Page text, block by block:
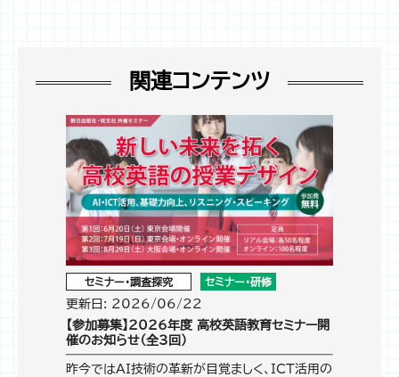
関連コンテンツ
セミナー・調査探究 セミナー・研修
更新日: 2026/06/22
【参加募集】2026年度 高校英語教育セミナー開
催のお知らせ（全3回）
昨今ではAI技術の革新が目覚ましく、ICT活用の